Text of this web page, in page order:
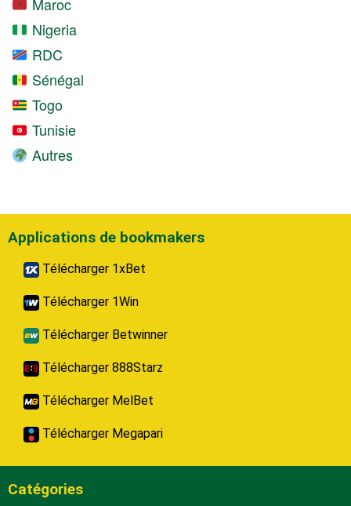
Nigeria
RDC
Sénégal
Togo
Tunisie
Autres
Applications de bookmakers
Télécharger 1xBet
Télécharger 1Win
Télécharger Betwinner
Télécharger 888Starz
Télécharger MelBet
Télécharger Megapari
Catégories